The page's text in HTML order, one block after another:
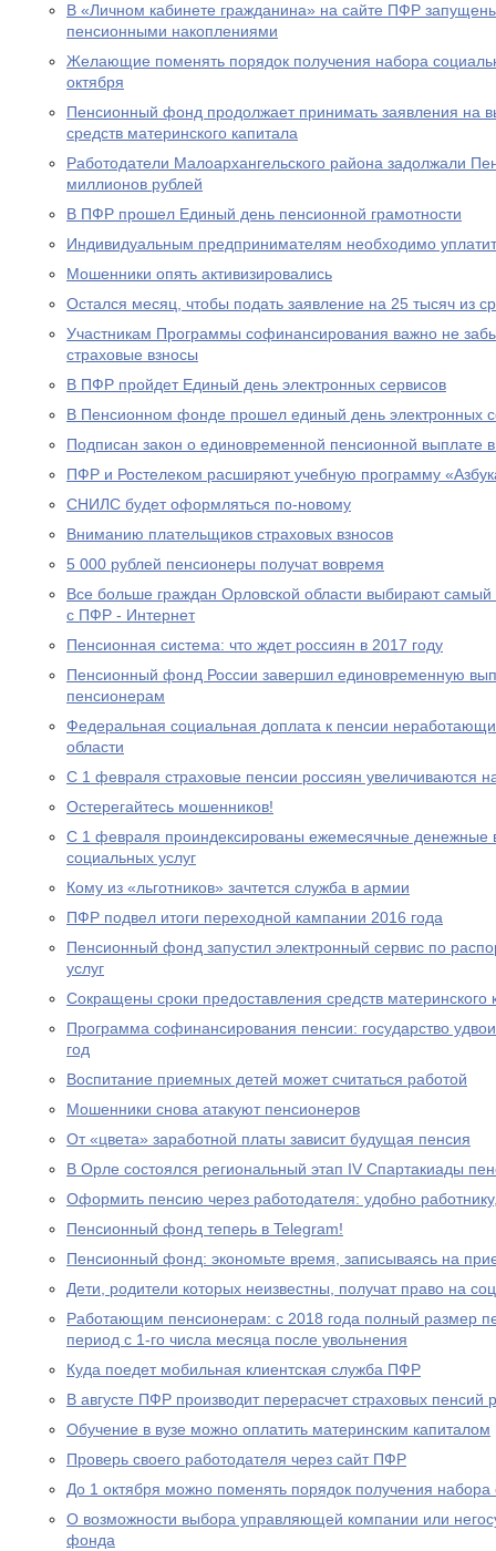
В «Личном кабинете гражданина» на сайте ПФР
пенсионными накоплениями
Желающие поменять порядок получения набора
октября
Пенсионный фонд продолжает принимать заявления на
средств материнского капитала
Работодатели Малоархангельского района задолжали
миллионов рублей
В ПФР прошел Единый день пенсионной грамотности
Индивидуальным предпринимателям необходимо
Мошенники опять активизировались
Остался месяц, чтобы подать заявление на 25 тысяч из
Участникам Программы софинансирования важно не
страховые взносы
В ПФР пройдет Единый день электронных сервисов
В Пенсионном фонде прошел единый день электронных
Подписан закон о единовременной пенсионной выплате
ПФР и Ростелеком расширяют учебную программу
СНИЛС будет оформляться по-новому
Вниманию плательщиков страховых взносов
5 000 рублей пенсионеры получат вовремя
Все больше граждан Орловской области выбирают
с ПФР - Интернет
Пенсионная система: что ждет россиян в 2017 году
Пенсионный фонд России завершил единовременную
пенсионерам
Федеральная социальная доплата к пенсии
области
С 1 февраля страховые пенсии россиян увеличиваются
Остерегайтесь мошенников!
С 1 февраля проиндексированы ежемесячные денежные
социальных услуг
Кому из «льготников» зачтется служба в армии
ПФР подвел итоги переходной кампании 2016 года
Пенсионный фонд запустил электронный сервис по
услуг
Сокращены сроки предоставления средств материнского
Программа софинансирования пенсии: государство
год
Воспитание приемных детей может считаться работой
Мошенники снова атакуют пенсионеров
От «цвета» заработной платы зависит будущая пенсия
В Орле состоялся региональный этап IV Спартакиады
Оформить пенсию через работодателя: удобно
Пенсионный фонд теперь в Telegram!
Пенсионный фонд: экономьте время, записываясь на
Дети, родители которых неизвестны, получат право на
Работающим пенсионерам: с 2018 года полный размер
период с 1-го числа месяца после увольнения
Куда поедет мобильная клиентская служба ПФР
В августе ПФР производит перерасчет страховых
Обучение в вузе можно оплатить материнским капиталом
Проверь своего работодателя через сайт ПФР
До 1 октября можно поменять порядок получения набора
О возможности выбора управляющей компании или
фонда